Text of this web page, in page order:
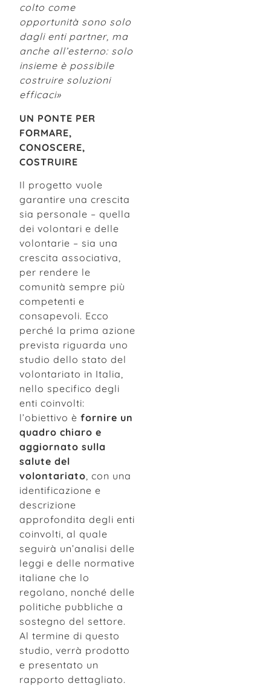
colto come
opportunità sono solo
dagli enti partner, ma
anche all’esterno: solo
insieme è possibile
costruire soluzioni
efficaci»
UN PONTE PER
FORMARE,
CONOSCERE,
COSTRUIRE
Il progetto vuole
garantire una crescita
sia personale – quella
dei volontari e delle
volontarie – sia una
crescita associativa,
per rendere le
comunità sempre più
competenti e
consapevoli. Ecco
perché la prima azione
prevista riguarda uno
studio dello stato del
volontariato in Italia,
nello specifico degli
enti coinvolti:
l’obiettivo è fornire un
quadro chiaro e
aggiornato sulla
salute del
volontariato , con una
identificazione e
descrizione
approfondita degli enti
coinvolti, al quale
seguirà un’analisi delle
leggi e delle normative
italiane che lo
regolano, nonché delle
politiche pubbliche a
sostegno del settore.
Al termine di questo
studio, verrà prodotto
e presentato un
rapporto dettagliato.